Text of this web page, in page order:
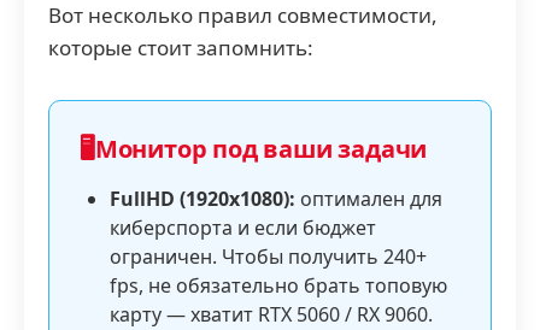
Вот несколько правил совместимости,
которые стоит запомнить:
🖥️Монитор под ваши задачи
FullHD (1920x1080): оптимален для
киберспорта и если бюджет
ограничен. Чтобы получить 240+
fps, не обязательно брать топовую
карту — хватит RTX 5060 / RX 9060.